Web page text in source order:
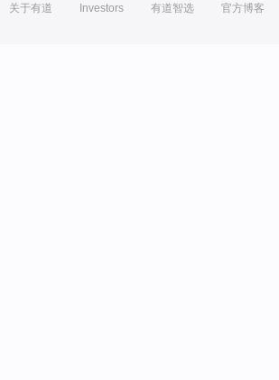
关于有道 Investors 有道智选 官方博客